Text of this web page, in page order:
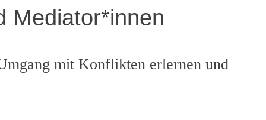
Mediator*innen
mit Konflikten erlernen und